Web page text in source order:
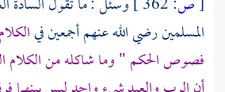
المسلمين رضي الله عنهم أجمعين في
فصوص الحكم " وما شاكله من الكلام